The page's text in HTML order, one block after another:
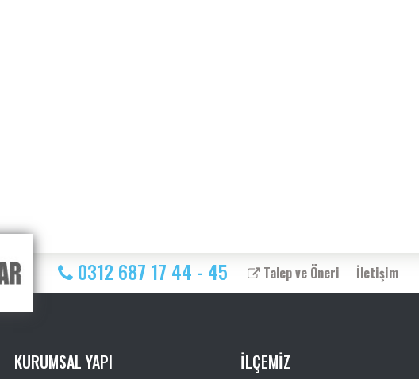
0312 687 17 44 - 45 Talep ve Öneri İletişim
KURUMSAL YAPI İLÇEMİZ